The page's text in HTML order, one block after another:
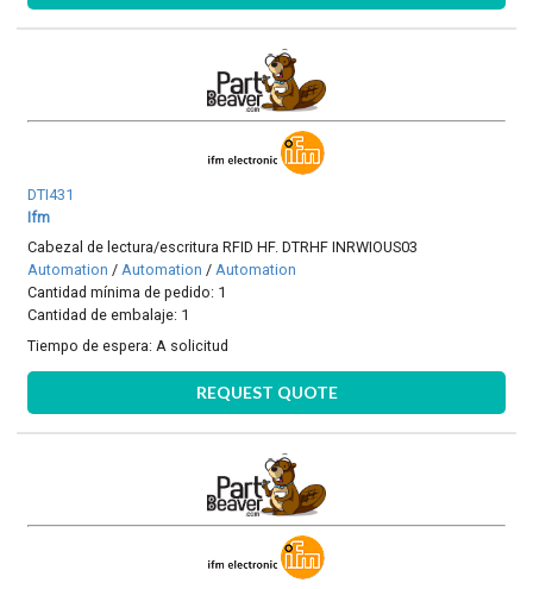
DTI431
Ifm
Cabezal de lectura/escritura RFID HF. DTRHF INRWIOUS03
Automation /Automation /Automation
Cantidad mínima de pedido: 1
Cantidad de embalaje: 1
Tiempo de espera: A solicitud
REQUEST QUOTE